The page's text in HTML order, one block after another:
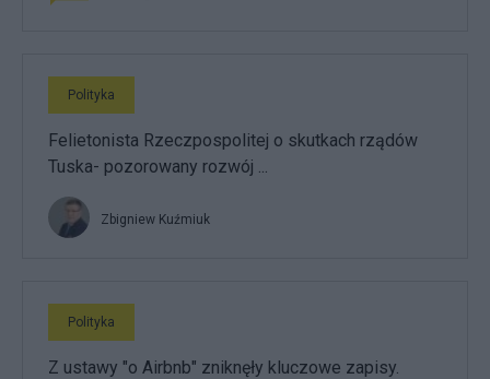
Polityka
Felietonista Rzeczpospolitej o skutkach rządów
Tuska- pozorowany rozwój ...
Zbigniew Kuźmiuk
Polityka
Z ustawy "o Airbnb" zniknęły kluczowe zapisy.